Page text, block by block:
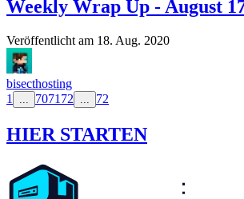
Weekly Wrap Up - August
Veröffentlicht am 18. Aug. 2020
bisecthosting
1
7071 72 72
HIER STARTEN